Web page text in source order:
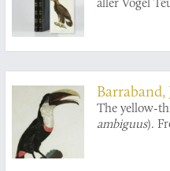
Barraband,
The yellow-
ambiguus).